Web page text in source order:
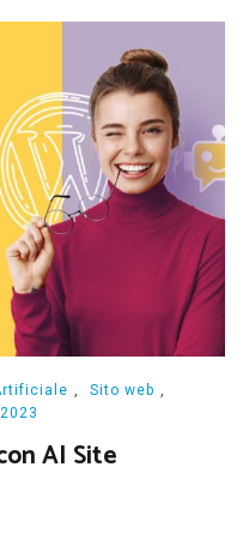
Sito web
AI Site